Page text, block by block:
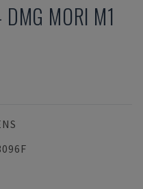
DMG MORI M1